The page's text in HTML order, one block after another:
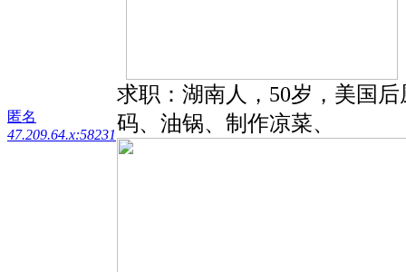
匿名
47.209.64.x:58231
求职：湖南人，50岁，美国
码、油锅、制作凉菜、